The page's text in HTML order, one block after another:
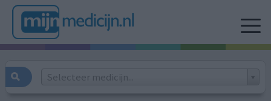
Selecteer medicijn...